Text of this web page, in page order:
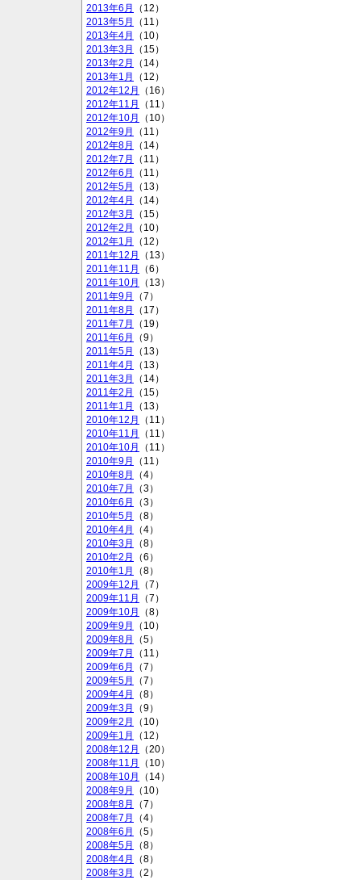
2013年6月
（12）
2013年5月
（11）
2013年4月
（10）
2013年3月
（15）
2013年2月
（14）
2013年1月
（12）
2012年12月
（16）
2012年11月
（11）
2012年10月
（10）
2012年9月
（11）
2012年8月
（14）
2012年7月
（11）
2012年6月
（11）
2012年5月
（13）
2012年4月
（14）
2012年3月
（15）
2012年2月
（10）
2012年1月
（12）
2011年12月
（13）
2011年11月
（6）
2011年10月
（13）
2011年9月
（7）
2011年8月
（17）
2011年7月
（19）
2011年6月
（9）
2011年5月
（13）
2011年4月
（13）
2011年3月
（14）
2011年2月
（15）
2011年1月
（13）
2010年12月
（11）
2010年11月
（11）
2010年10月
（11）
2010年9月
（11）
2010年8月
（4）
2010年7月
（3）
2010年6月
（3）
2010年5月
（8）
2010年4月
（4）
2010年3月
（8）
2010年2月
（6）
2010年1月
（8）
2009年12月
（7）
2009年11月
（7）
2009年10月
（8）
2009年9月
（10）
2009年8月
（5）
2009年7月
（11）
2009年6月
（7）
2009年5月
（7）
2009年4月
（8）
2009年3月
（9）
2009年2月
（10）
2009年1月
（12）
2008年12月
（20）
2008年11月
（10）
2008年10月
（14）
2008年9月
（10）
2008年8月
（7）
2008年7月
（4）
2008年6月
（5）
2008年5月
（8）
2008年4月
（8）
2008年3月
（2）